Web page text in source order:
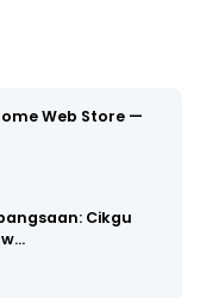
Web Store —
Cikgu